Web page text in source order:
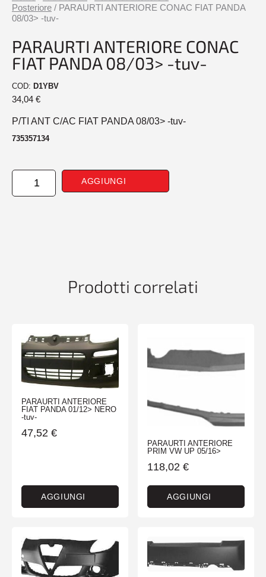
Posteriore / PARAURTI ANTERIORE CONAC FIAT PANDA
08/03> -tuv-
PARAURTI ANTERIORE CONAC
FIAT PANDA 08/03> -tuv-
COD: D1YBV
34,04 €
P/TI ANT C/AC FIAT PANDA 08/03> -tuv-
735357134
PARAURTI
ANTERIORE
AGGIUNGI
Prodotti correlati
PARAURTI ANTERIORE
FIAT PANDA 01/12> NERO
-tuv-
47,52 €
AGGIUNGI
PARAURTI ANTERIORE
PRIM VW UP 05/16>
118,02 €
AGGIUNGI